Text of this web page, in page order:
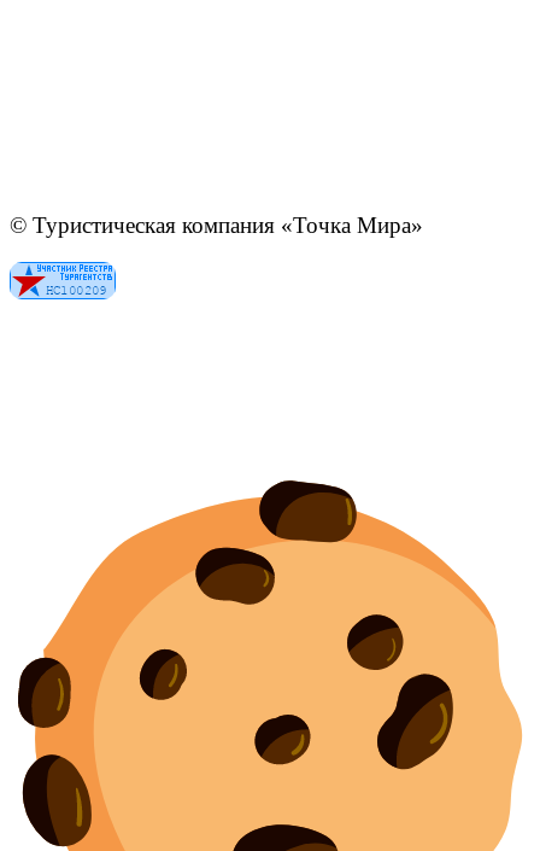
© Туристическая компания «Точка Мира»